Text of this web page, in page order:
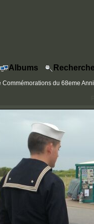
Albums
Commémorations du 68eme